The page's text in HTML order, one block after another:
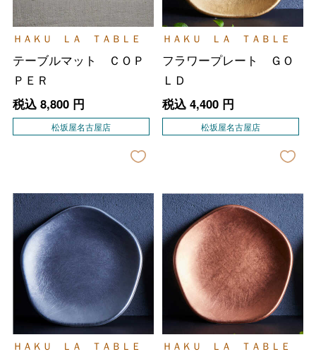
ＨＡＫＵ ＬＡ ＴＡＢＬＥ
テーブルマット ＣＯＰ
ＰＥＲ
税込 8,800円
松坂屋名古屋店
ＨＡＫＵ ＬＡ ＴＡＢＬＥ
フラワープレート ＧＯ
ＬＤ
税込 4,400円
松坂屋名古屋店
ＨＡＫＵ ＬＡ ＴＡＢＬＥ ＨＡＫＵ ＬＡ ＴＡＢＬＥ